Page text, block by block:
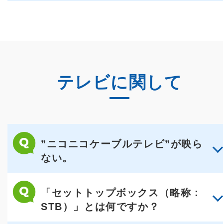
テレビに関して
”ニコニコケーブルテレビ”が映ら
ない。
「セットトップボックス（略称：
STB）」とは何ですか？